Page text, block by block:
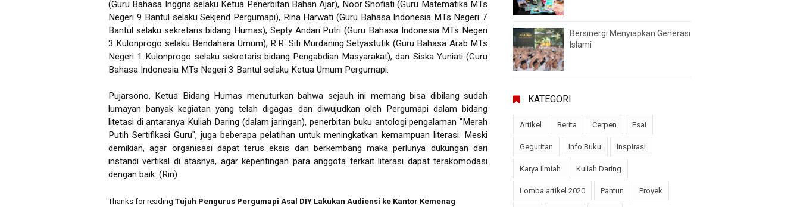
(Guru Bahasa Inggris selaku Ketua Penerbitan Bahan Ajar), Noor Shofiati (Guru Matematika MTs
Negeri 9 Bantul selaku Sekjend Pergumapi), Rina Harwati (Guru Bahasa Indonesia MTs Negeri 7
Bantul selaku sekretaris bidang Humas), Septy Andari Putri (Guru Bahasa Indonesia MTs Negeri
3 Kulonprogo selaku Bendahara Umum), R.R. Siti Murdaning Setyastutik (Guru Bahasa Arab MTs
Negeri 1 Kulonprogo selaku sekretaris bidang Pengabdian Masyarakat), dan Siska Yuniati (Guru
Bahasa Indonesia MTs Negeri 3 Bantul selaku Ketua Umum Pergumapi.
Pujarsono, Ketua Bidang Humas menuturkan bahwa sejauh ini memang bisa dibilang sudah
lumayan banyak kegiatan yang telah digagas dan diwujudkan oleh Pergumapi dalam bidang
litetasi di antaranya Kuliah Daring (dalam jaringan), penerbitan buku antologi pengalaman "Merah
Putih Sertifikasi Guru", juga beberapa pelatihan untuk meningkatkan kemampuan literasi. Meski
demikian, agar organisasi dapat terus eksis dan berkembang maka perlunya dukungan dari
instandi vertikal di atasnya, agar kepentingan para anggota terkait literasi dapat terakomodasi
dengan baik. (Rin)
Thanks for reading Tujuh Pengurus Pergumapi Asal DIY Lakukan Audiensi ke Kantor Kemenag
Bersinergi Menyiapkan Generasi
Islami
KATEGORI
Artikel Berita Cerpen Esai
Geguritan Info Buku Inspirasi
Karya Ilmiah Kuliah Daring
Lomba artikel 2020 Pantun Proyek